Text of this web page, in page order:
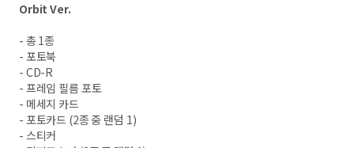
Orbit Ver.
- 총 1종
- 포토북
- CD-R
- 프레임 필름 포토
- 메세지 카드
- 포토카드 (2종 중 랜덤 1)
- 스티커